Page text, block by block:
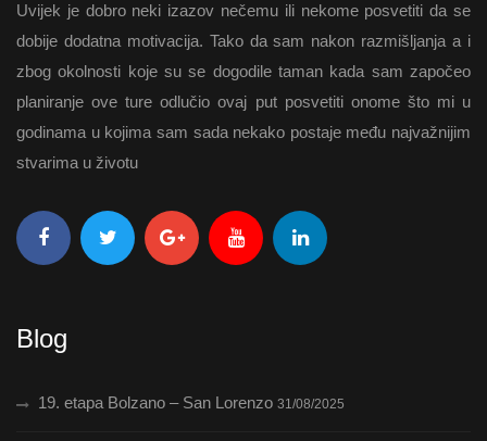
Uvijek je dobro neki izazov nečemu ili nekome posvetiti da se
dobije dodatna motivacija. Tako da sam nakon razmišljanja a i
zbog okolnosti koje su se dogodile taman kada sam započeo
planiranje ove ture odlučio ovaj put posvetiti onome što mi u
godinama u kojima sam sada nekako postaje među najvažnijim
stvarima u životu
Blog
19. etapa Bolzano – San Lorenzo 31/08/2025